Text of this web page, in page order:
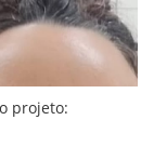
projeto: